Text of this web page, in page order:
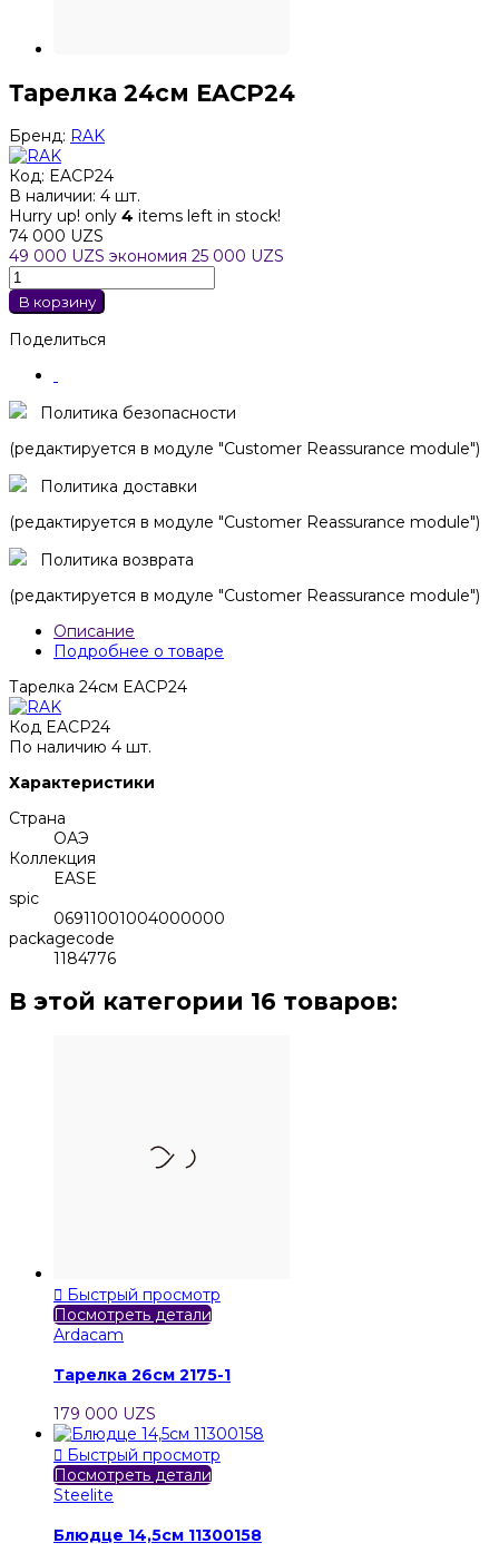
Тарелка 24см EACP24
Бренд: RAK
Код: EACP24
В наличии: 4 шт.
Hurry up! only 4 items left in stock!
74 000 UZS
49 000 UZS экономия 25 000 UZS
В корзину
Поделиться
Политика безопасности
(редактируется в модуле "Customer Reassurance module")
Политика доставки
(редактируется в модуле "Customer Reassurance module")
Политика возврата
(редактируется в модуле "Customer Reassurance module")
Описание
Подробнее о товаре
Тарелка 24см EACP24
Код EACP24
По наличию 4 шт.
Характеристики
Страна
ОАЭ
Коллекция
EASE
spic
06911001004000000
packagecode
1184776
В этой категории 16 товаров:
 Быстрый просмотр
Посмотреть детали
Ardacam
Тарелка 26см 2175-1
179 000 UZS
 Быстрый просмотр
Посмотреть детали
Steelite
Блюдце 14,5см 11300158